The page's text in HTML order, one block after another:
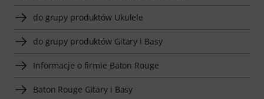
do grupy produktów Ukulele
do grupy produktów Gitary i Basy
Informacje o firmie Baton Rouge
Baton Rouge Gitary i Basy